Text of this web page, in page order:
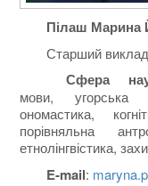
Пілаш Марина
Старший
Сфера
мови, угорська
ономастика,
порівняльна
етнолінгвістика,
E-mail: